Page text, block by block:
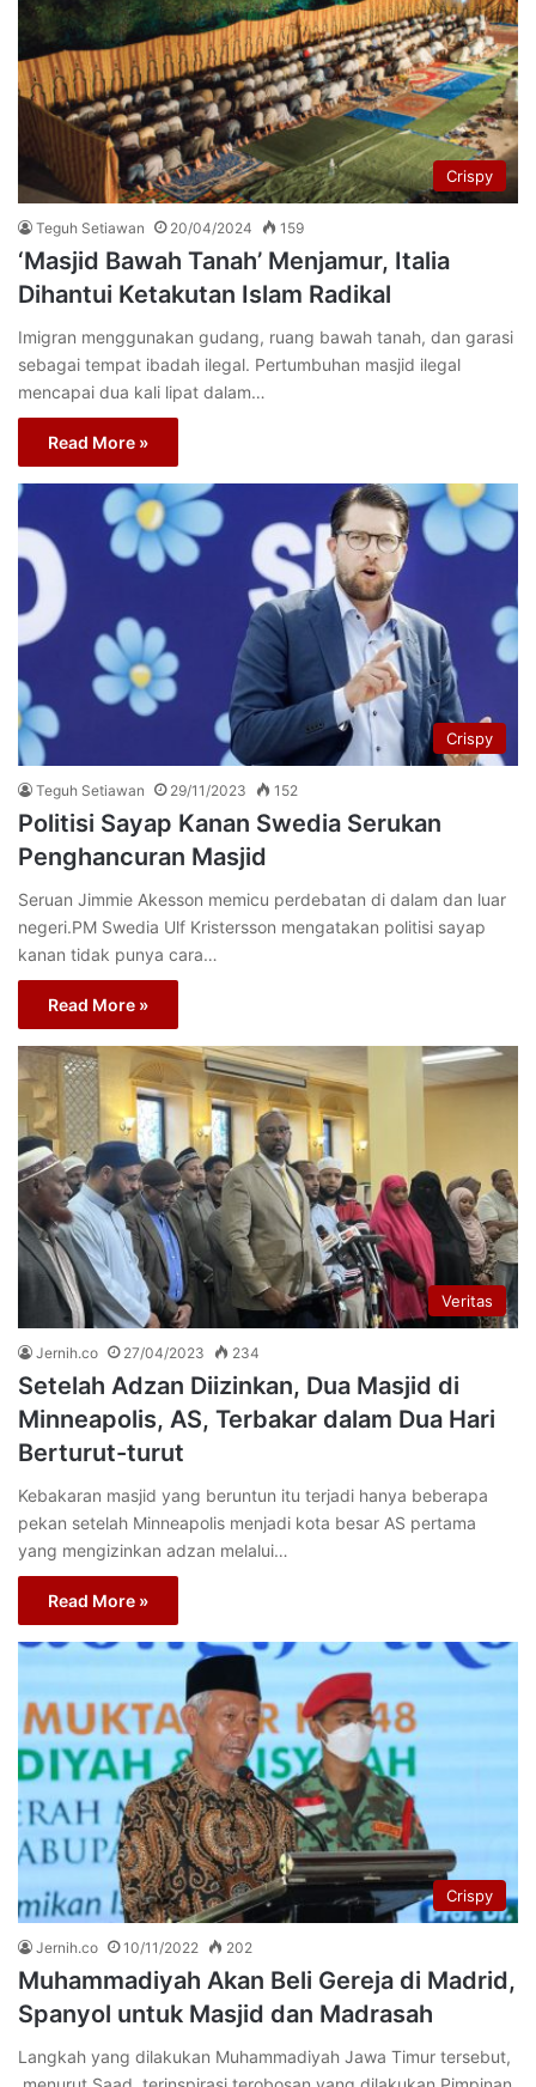
Crispy
Teguh Setiawan 20/04/2024 159
‘Masjid Bawah Tanah’ Menjamur, Italia
Dihantui Ketakutan Islam Radikal
Imigran menggunakan gudang, ruang bawah tanah, dan garasi
sebagai tempat ibadah ilegal. Pertumbuhan masjid ilegal
mencapai dua kali lipat dalam…
Read More »
Crispy
Teguh Setiawan 29/11/2023 152
Politisi Sayap Kanan Swedia Serukan
Penghancuran Masjid
Seruan Jimmie Akesson memicu perdebatan di dalam dan luar
negeri.PM Swedia Ulf Kristersson mengatakan politisi sayap
kanan tidak punya cara…
Read More »
Veritas
Jernih.co 27/04/2023 234
Setelah Adzan Diizinkan, Dua Masjid di
Minneapolis, AS, Terbakar dalam Dua Hari
Berturut-turut
Kebakaran masjid yang beruntun itu terjadi hanya beberapa
pekan setelah Minneapolis menjadi kota besar AS pertama
yang mengizinkan adzan melalui…
Read More »
Crispy
Jernih.co 10/11/2022 202
Muhammadiyah Akan Beli Gereja di Madrid,
Spanyol untuk Masjid dan Madrasah
Langkah yang dilakukan Muhammadiyah Jawa Timur tersebut,